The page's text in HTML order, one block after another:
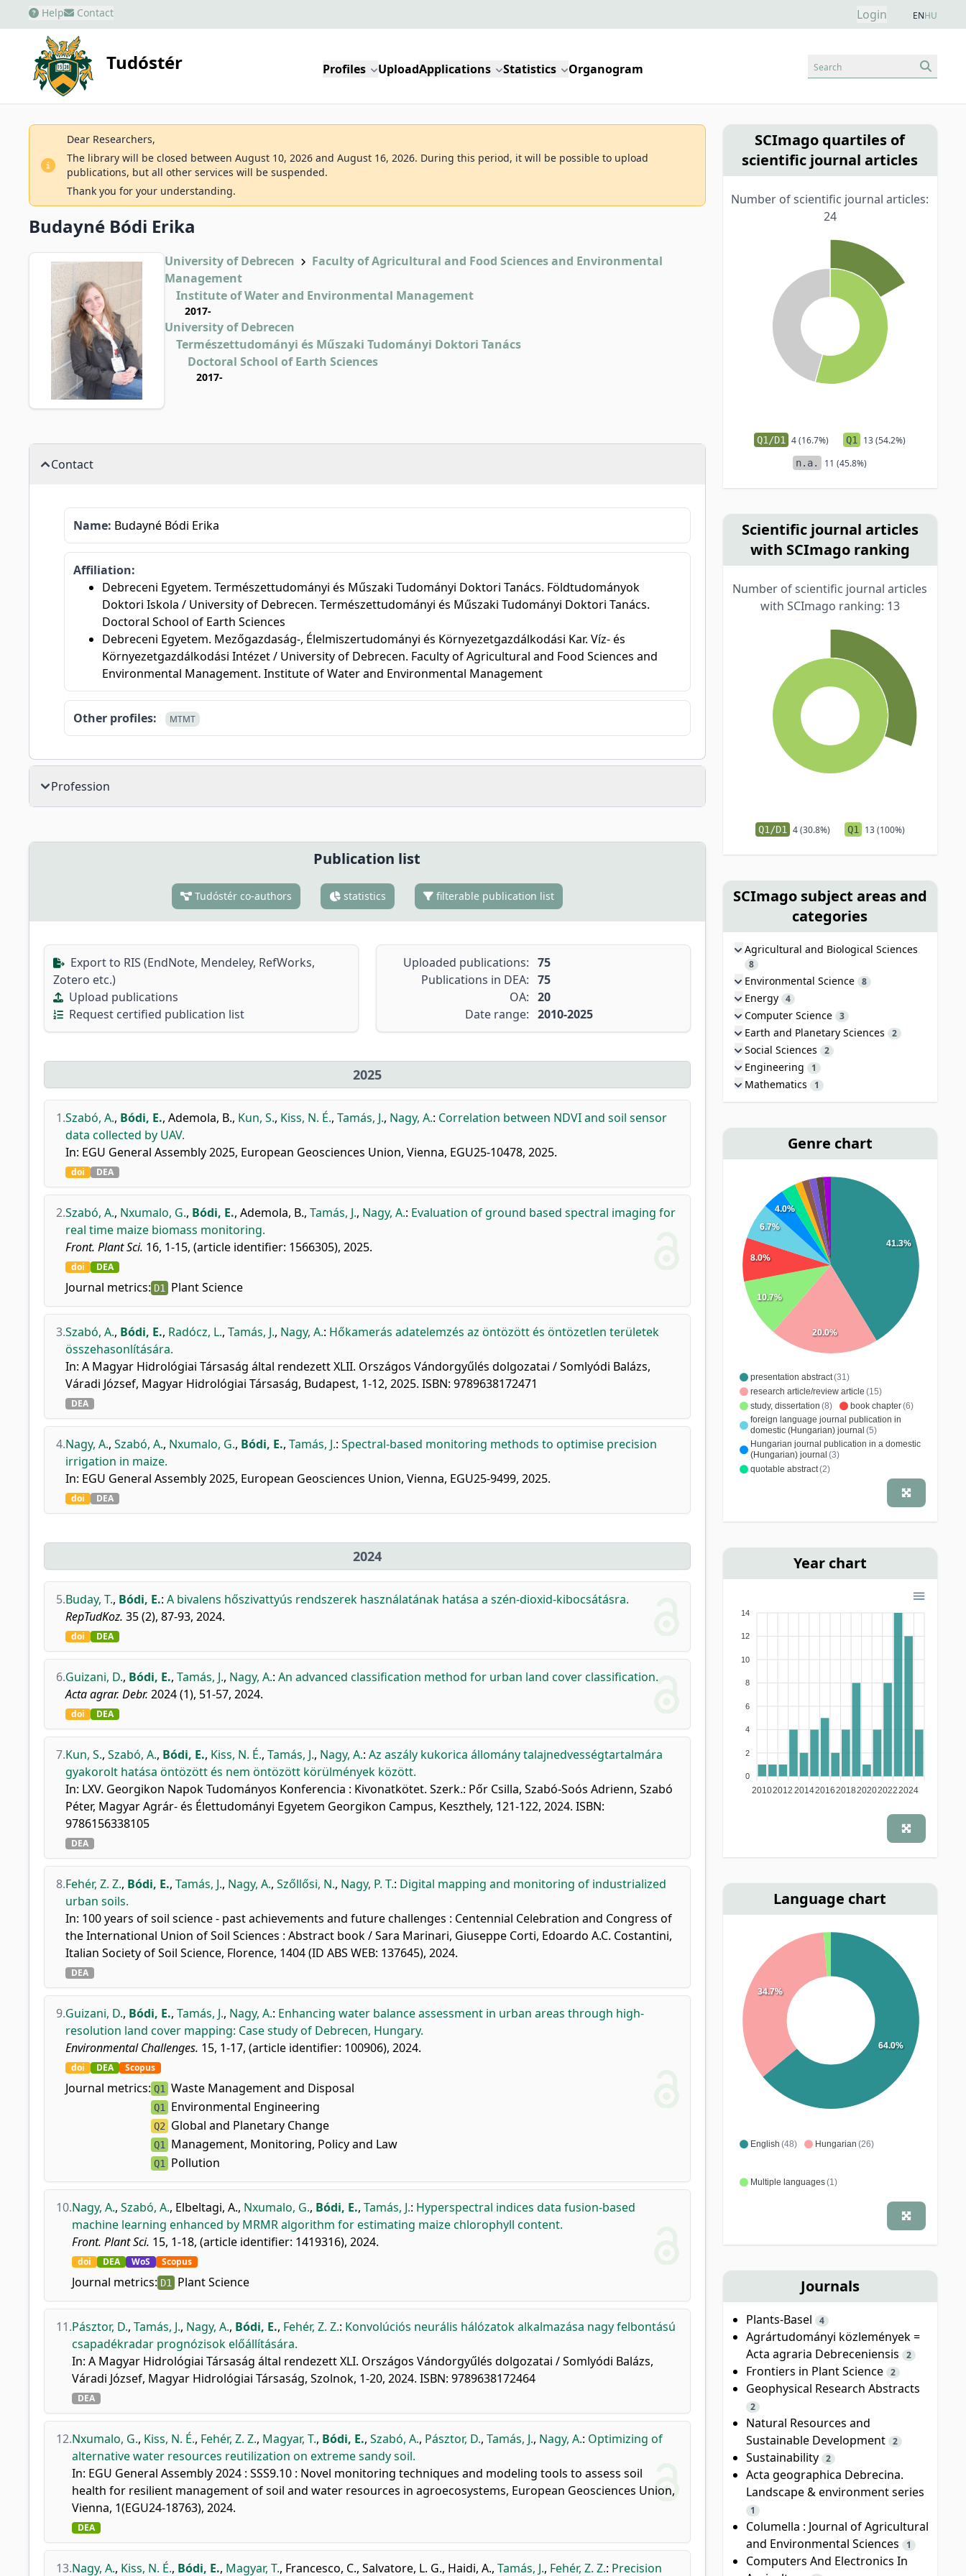
Help Contact Login ENHU
Tudóstér Profiles UploadApplications Statistics Organogram Search
Dear Researchers,
The library will be closed between August 10, 2026 and August 16, 2026. During this period, it will be possible to upload
publications, but all other services will be suspended.
Thank you for your understanding.
Budayné Bódi Erika
University of Debrecen
Faculty of Agricultural and Food Sciences and Environmental
Management
Institute of Water and Environmental Management
2017-
University of Debrecen
Természettudományi és Műszaki Tudományi Doktori Tanács
Doctoral School of Earth Sciences
2017-
Contact
Name: Budayné Bódi Erika
Affiliation:
Debreceni Egyetem. Természettudományi és Műszaki Tudományi Doktori Tanács. Földtudományok
Doktori Iskola / University of Debrecen. Természettudományi és Műszaki Tudományi Doktori Tanács.
Doctoral School of Earth Sciences
Debreceni Egyetem. Mezőgazdaság-, Élelmiszertudományi és Környezetgazdálkodási Kar. Víz- és
Környezetgazdálkodási Intézet / University of Debrecen. Faculty of Agricultural and Food Sciences and
Environmental Management. Institute of Water and Environmental Management
Other profiles: MTMT
Profession
Publication list
Tudóstér co-authors statistics filterable publication list
Export to RIS (EndNote, Mendeley, RefWorks,
Zotero etc.)
Upload publications
Request certified publication list
Uploaded publications: 75
Publications in DEA: 75
OA: 20
Date range: 2010-2025
2025
1.Szabó, A., Bódi, E., Ademola, B., Kun, S., Kiss, N. É., Tamás, J., Nagy, A.: Correlation between NDVI and soil sensor
data collected by UAV.
In: EGU General Assembly 2025, European Geosciences Union, Vienna, EGU25-10478, 2025.
doi DEA
2.Szabó, A., Nxumalo, G., Bódi, E., Ademola, B., Tamás, J., Nagy, A.: Evaluation of ground based spectral imaging for
real time maize biomass monitoring.
Front. Plant Sci. 16, 1-15, (article identifier: 1566305), 2025.
doi DEA
Journal metrics: D1 Plant Science
3.Szabó, A., Bódi, E., Radócz, L., Tamás, J., Nagy, A.: Hőkamerás adatelemzés az öntözött és öntözetlen területek
összehasonlítására.
In: A Magyar Hidrológiai Társaság által rendezett XLII. Országos Vándorgyűlés dolgozatai / Somlyódi Balázs,
Váradi József, Magyar Hidrológiai Társaság, Budapest, 1-12, 2025. ISBN: 9789638172471
DEA
4.Nagy, A., Szabó, A., Nxumalo, G., Bódi, E., Tamás, J.: Spectral-based monitoring methods to optimise precision
irrigation in maize.
In: EGU General Assembly 2025, European Geosciences Union, Vienna, EGU25-9499, 2025.
doi DEA
2024
5.Buday, T., Bódi, E.: A bivalens hőszivattyús rendszerek használatának hatása a szén-dioxid-kibocsátásra.
RepTudKoz. 35 (2), 87-93, 2024.
doi DEA
6.Guizani, D., Bódi, E., Tamás, J., Nagy, A.: An advanced classification method for urban land cover classification.
Acta agrar. Debr. 2024 (1), 51-57, 2024.
doi DEA
7.Kun, S., Szabó, A., Bódi, E., Kiss, N. É., Tamás, J., Nagy, A.: Az aszály kukorica állomány talajnedvességtartalmára
gyakorolt hatása öntözött és nem öntözött körülmények között.
In: LXV. Georgikon Napok Tudományos Konferencia : Kivonatkötet. Szerk.: Pőr Csilla, Szabó-Soós Adrienn, Szabó
Péter, Magyar Agrár- és Élettudományi Egyetem Georgikon Campus, Keszthely, 121-122, 2024. ISBN:
9786156338105
DEA
8.Fehér, Z. Z., Bódi, E., Tamás, J., Nagy, A., Szőllősi, N., Nagy, P. T.: Digital mapping and monitoring of industrialized
urban soils.
In: 100 years of soil science - past achievements and future challenges : Centennial Celebration and Congress of
the International Union of Soil Sciences : Abstract book / Sara Marinari, Giuseppe Corti, Edoardo A.C. Costantini,
Italian Society of Soil Science, Florence, 1404 (ID ABS WEB: 137645), 2024.
DEA
9.Guizani, D., Bódi, E., Tamás, J., Nagy, A.: Enhancing water balance assessment in urban areas through high-
resolution land cover mapping: Case study of Debrecen, Hungary.
Environmental Challenges. 15, 1-17, (article identifier: 100906), 2024.
doi DEA Scopus
Journal metrics: Q1 Waste Management and Disposal
Q1 Environmental Engineering
Q2 Global and Planetary Change
Q1 Management, Monitoring, Policy and Law
Q1 Pollution
10.Nagy, A., Szabó, A., Elbeltagi, A., Nxumalo, G., Bódi, E., Tamás, J.: Hyperspectral indices data fusion-based
machine learning enhanced by MRMR algorithm for estimating maize chlorophyll content.
Front. Plant Sci. 15, 1-18, (article identifier: 1419316), 2024.
doi DEA WoS Scopus
Journal metrics: D1 Plant Science
11.Pásztor, D., Tamás, J., Nagy, A., Bódi, E., Fehér, Z. Z.: Konvolúciós neurális hálózatok alkalmazása nagy felbontású
csapadékradar prognózisok előállítására.
In: A Magyar Hidrológiai Társaság által rendezett XLI. Országos Vándorgyűlés dolgozatai / Somlyódi Balázs,
Váradi József, Magyar Hidrológiai Társaság, Szolnok, 1-20, 2024. ISBN: 9789638172464
DEA
12.Nxumalo, G., Kiss, N. É., Fehér, Z. Z., Magyar, T., Bódi, E., Szabó, A., Pásztor, D., Tamás, J., Nagy, A.: Optimizing of
alternative water resources reutilization on extreme sandy soil.
In: EGU General Assembly 2024 : SSS9.10 : Novel monitoring techniques and modeling tools to assess soil
health for resilient management of soil and water resources in agroecosystems, European Geosciences Union,
Vienna, 1(EGU24-18763), 2024.
DEA
13.Nagy, A., Kiss, N. É., Bódi, E., Magyar, T., Francesco, C., Salvatore, L. G., Haidi, A., Tamás, J., Fehér, Z. Z.: Precision
SCImago quartiles of
scientific journal articles
Number of scientific journal articles:
24
Q1/D1 4 (16.7%) Q1 13 (54.2%)
n.a. 11 (45.8%)
Scientific journal articles
with SCImago ranking
Number of scientific journal articles
with SCImago ranking: 13
Q1/D1 4 (30.8%) Q1 13 (100%)
SCImago subject areas and
categories
Agricultural and Biological Sciences
8
Environmental Science 8
Energy 4
Computer Science 3
Earth and Planetary Sciences 2
Social Sciences 2
Engineering 1
Mathematics 1
Genre chart
presentation abstract(31)
research article/review article (15)
study, dissertation (8) book chapter(6)
foreign language journal publication in
domestic (Hungarian) journal (5)
Hungarian journal publication in a domestic
(Hungarian) journal (3)
quotable abstract(2)
(1)
41.3%
20.0%
10.7%
8.0%
6.7%
4.0%
Year chart
14
12
10
8
6
4
2
0
20102012 201420162018202020222024
Language chart
English (48) Hungarian (26)
Multiple languages(1)
64.0%
34.7%
Journals
Plants-Basel 4
Agrártudományi közlemények =
Acta agraria Debreceniensis
2
Frontiers in Plant Science 2
Geophysical Research Abstracts
2
Natural Resources and
Sustainable Development 2
Sustainability 2
Acta geographica Debrecina.
Landscape & environment series
1
Columella : Journal of Agricultural
and Environmental Sciences
1
Computers And Electronics In